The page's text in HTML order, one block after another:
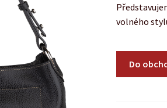
volného
Do